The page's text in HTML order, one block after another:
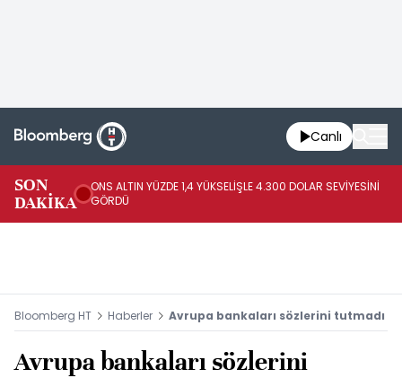
Canlı
SON
DAKİKA
ONS ALTIN YÜZDE 1,4 YÜKSELİŞLE 4.300 DOLAR SEVİYESİNİ
GÖRDÜ
Bloomberg HT Haberler Avrupa bankaları sözlerini tutmadı
Avrupa bankaları sözlerini